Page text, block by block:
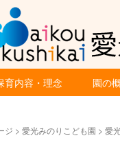
育内容・理念 園の
ジ > 愛光みのりこども園 > 愛